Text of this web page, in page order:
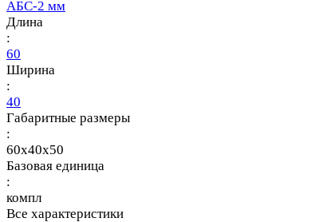
АБС-2 мм
Длина
:
60
Ширина
:
40
Габаритные размеры
:
60x40x50
Базовая единица
:
компл
Все характеристики